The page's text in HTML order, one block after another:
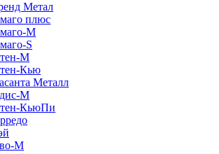
Метал
плюс
М
S
M
Кью
Металл
M
КьюПи
M